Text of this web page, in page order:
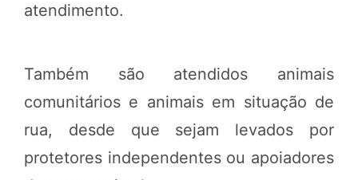
atendimento.
Também são atendidos animais
comunitários e animais em situação de
rua, desde que sejam levados por
protetores independentes ou apoiadores